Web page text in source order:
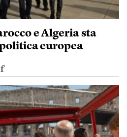
e Algeria sta
europea